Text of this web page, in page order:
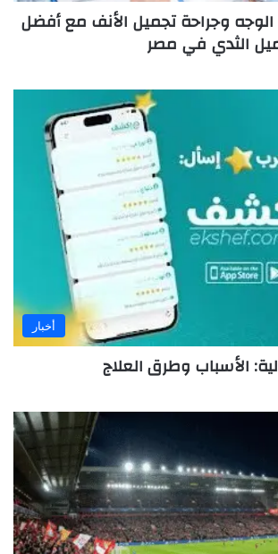
الوجه وجراحة تجميل الأنف مع أفضل
الثدي في مصر
أخبار
الأسباب وطرق العلاج